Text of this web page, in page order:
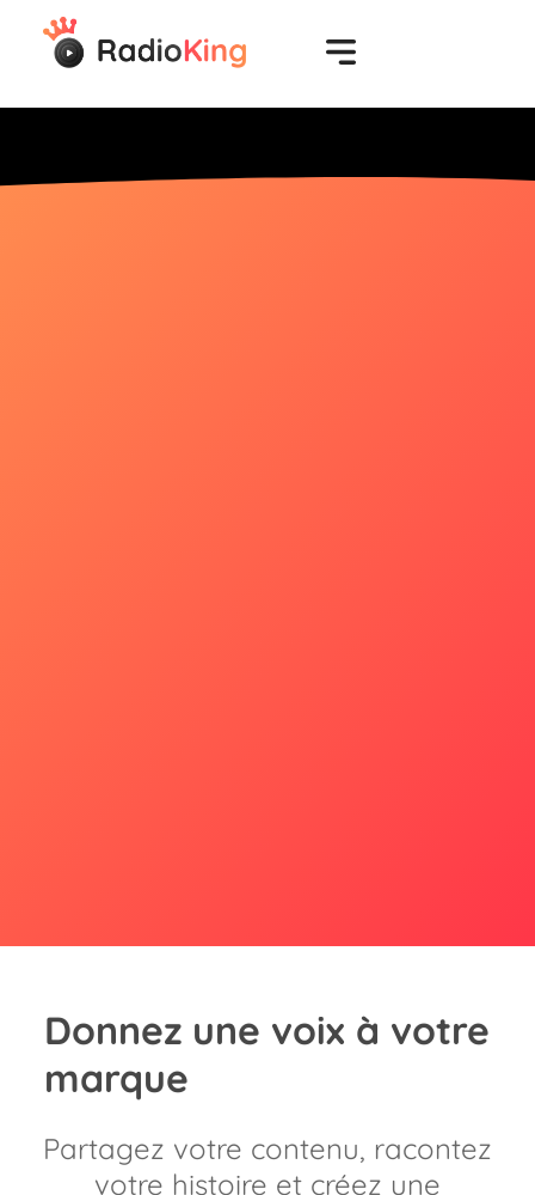
Donnez une voix à votre
marque
Partagez votre contenu, racontez
votre histoire et créez une